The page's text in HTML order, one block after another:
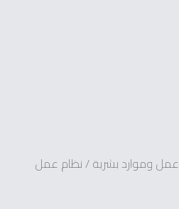
عمل وموارد بشرية/نظام عمل